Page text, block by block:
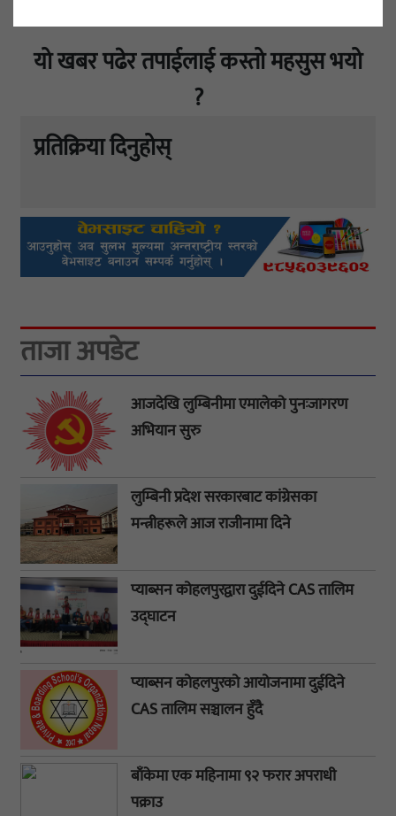
यो खबर पढेर तपाईलाई कस्तो महसुस भयो
?
प्रतिक्रिया दिनुहोस्
ताजा अपडेट
आजदेखि लुम्बिनीमा एमालेको पुनःजागरण
अभियान सुरु
लुम्बिनी प्रदेश सरकारबाट कांग्रेसका
मन्त्रीहरूले आज राजीनामा दिने
प्याब्सन कोहलपुरद्वारा दुईदिने CAS तालिम
उद्घाटन
प्याब्सन कोहलपुरको आयोजनामा दुईदिने
CAS तालिम सञ्चालन हुँदै
बाँकेमा एक महिनामा ९२ फरार अपराधी
पक्राउ